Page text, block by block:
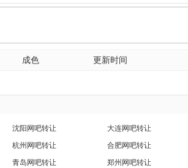
成色 更新时间
沈阳网吧转让
大连网吧转让
杭州网吧转让
合肥网吧转让
青岛网吧转让
郑州网吧转让